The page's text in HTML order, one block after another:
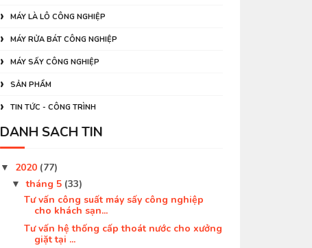
MÁY LÀ LÔ CÔNG NGHIỆP
MÁY RỬA BÁT CÔNG NGHIỆP
MÁY SẤY CÔNG NGHIỆP
SẢN PHẨM
TIN TỨC - CÔNG TRÌNH
DANH SÁCH TIN
▼ 2020 (77)
▼tháng 5 (33)
Tư vấn công suất máy sấy công nghiệp
cho khách sạn...
Tư vấn hệ thống cấp thoát nước cho xưởng
giặt tại ...